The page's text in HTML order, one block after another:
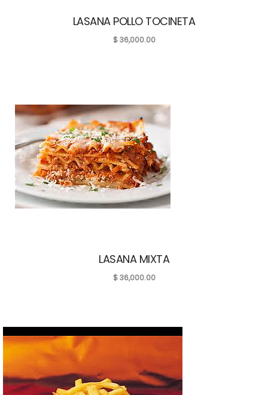
LASANA POLLO TOCINETA
$36,000.00
LASANA MIXTA
$36,000.00